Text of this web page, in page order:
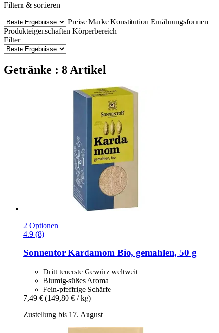
Filtern & sortieren
Preise Marke Konstitution Ernährungsformen
Produkteigenschaften Körperbereich
Filter
Getränke : 8 Artikel
2 Optionen
4.9 (8)
Sonnentor Kardamom Bio, gemahlen, 50 g
Dritt teuerste Gewürz weltweit
Blumig-süßes Aroma
Fein-pfeffrige Schärfe
7,49 € (149,80 € / kg)
Zustellung bis 17. August